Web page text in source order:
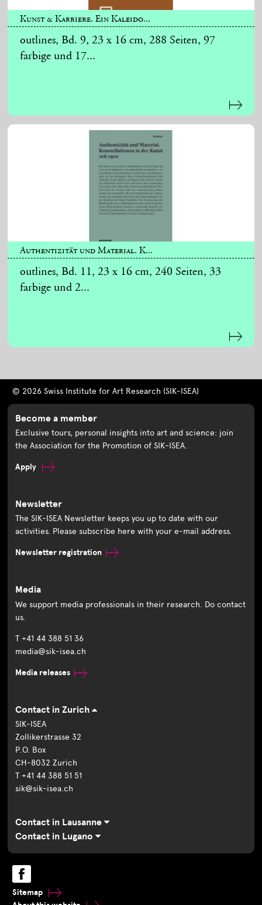
Kunst & Karriere. Ein Kaleido...
outlines, Bd. 9, 23 x 16 cm, 288 Seiten, 97
farbige und 17...
Authentizität und Material. K...
outlines, Bd. 11, 23 x 16 cm, 240 Seiten, 33
farbige und 2...
© 2026 Swiss Institute for Art Research (SIK-ISEA)
Become a member
Exclusive tours, personal insights into art and science: join
the Association for the Promotion of SIK-ISEA.
Apply
Newsletter
The SIK-ISEA Newsletter keeps you up to date with our
activities. Please subscribe here with your e-mail address.
Newsletter registration
Media
We support media professionals in their research. Do contact
us.
T +41 44 388 51 36
media@sik-isea.ch
Media releases
Contact in Zurich
SIK-ISEA
Zollikerstrasse 32
P.O. Box
CH-8032 Zurich
T +41 44 388 51 51
sik@sik-isea.ch
Contact in Lausanne
Contact in Lugano
Sitemap